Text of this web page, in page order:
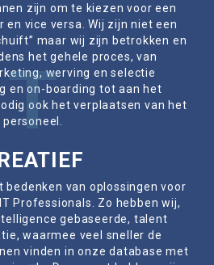
zijn om te kiezen voor een
en vice versa. Wij zijn niet een
maar wij zijn betrokken en
het gehele proces, van
werving en selectie
en on-boarding tot aan het
ook het verplaatsen van het
personeel.
T
van oplossingen voor
Professionals. Zo hebben wij,
gebaseerde, talent
waarmee veel sneller de
vinden in onze database met